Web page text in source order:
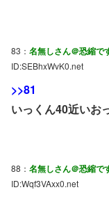
83： 名無しさん＠恐縮で
ID:SEBhxWvK0.net
>>81
いっくん40近いお
88： 名無しさん＠恐縮で
ID:Wqf3VAxx0.net